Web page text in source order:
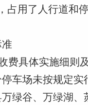
占用了人行道和
具体实施细则
车场未按规定实
绿谷、万绿湖、